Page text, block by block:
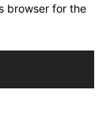
browser for the